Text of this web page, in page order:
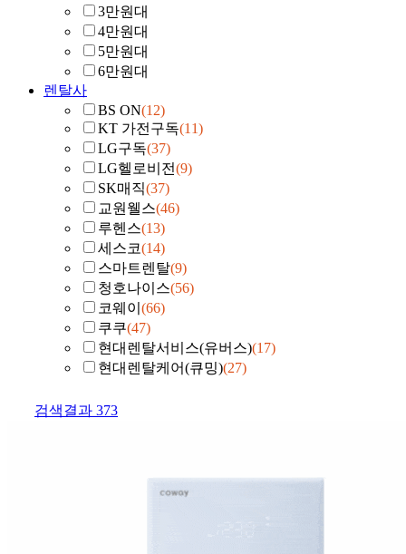
3만원대
4만원대
5만원대
6만원대
렌탈사
BS ON(12)
KT 가전구독(11)
LG구독(37)
LG헬로비전(9)
SK매직(37)
교원웰스(46)
루헨스(13)
세스코(14)
스마트렌탈(9)
청호나이스(56)
코웨이 (66)
쿠쿠(47)
현대렌탈서비스(유버스)(17)
현대렌탈케어(큐밍)(27)
검색결과 373